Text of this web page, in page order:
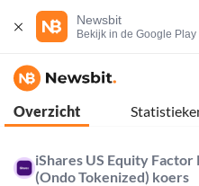
Newsbit
Bekijk in de Google Play
Overzicht
iShares US Equity
(Ondo Tokenized) koers